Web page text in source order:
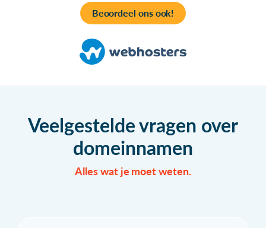
Beoordeel ons ook!
Veelgestelde vragen over
domeinnamen
Alles wat je moet weten.